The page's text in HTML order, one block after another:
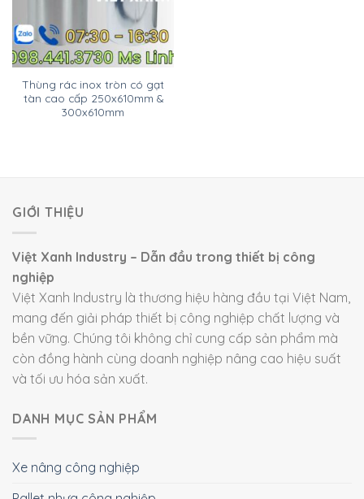
Thùng rác inox tròn có gạt
tàn cao cấp 250x610mm &
300x610mm
GIỚI THIỆU
Việt Xanh Industry – Dẫn đầu trong thiết bị công
nghiệp
Việt Xanh Industry là thương hiệu hàng đầu tại Việt Nam,
mang đến giải pháp thiết bị công nghiệp chất lượng và
bền vững. Chúng tôi không chỉ cung cấp sản phẩm mà
còn đồng hành cùng doanh nghiệp nâng cao hiệu suất
và tối ưu hóa sản xuất.
DANH MỤC SẢN PHẨM
Xe nâng công nghiệp